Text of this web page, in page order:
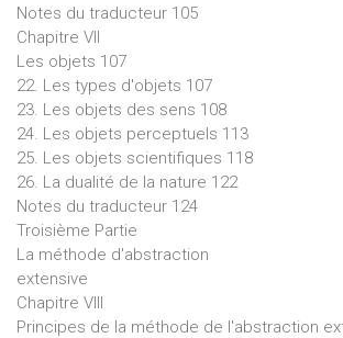
Notes du traducteur 105
Chapitre VII
Les objets 107
22. Les types d'objets 107
23. Les objets des sens 108
24. Les objets perceptuels 113
25. Les objets scientifiques 118
26. La dualité de la nature 122
Notes du traducteur 124
Troisième Partie
La méthode d'abstraction
extensive
Chapitre VIII
Principes de la méthode de l'abstraction